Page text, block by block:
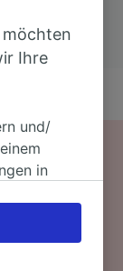
Stunden
Ihre
und/
in